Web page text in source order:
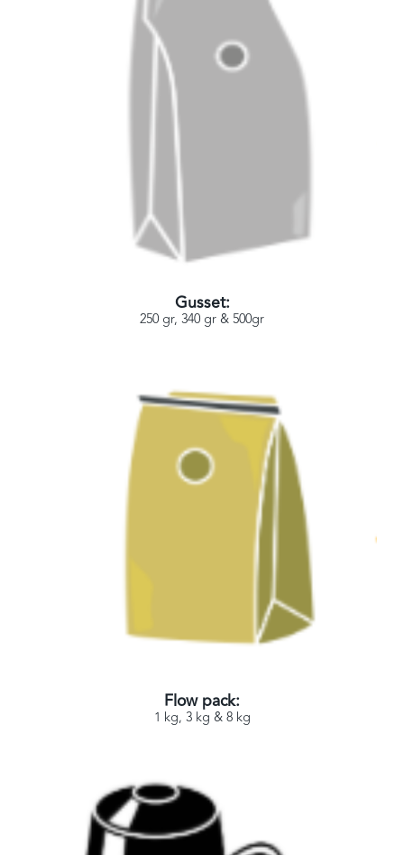
Gusset:
250 gr, 340 gr & 500gr
Flow pack:
1 kg, 3 kg & 8 kg